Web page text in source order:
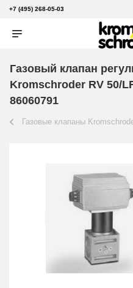
+7 (495) 268-05-03
Газовый клапан
Kromschroder RV 50/
86060791
Газовые клапаны